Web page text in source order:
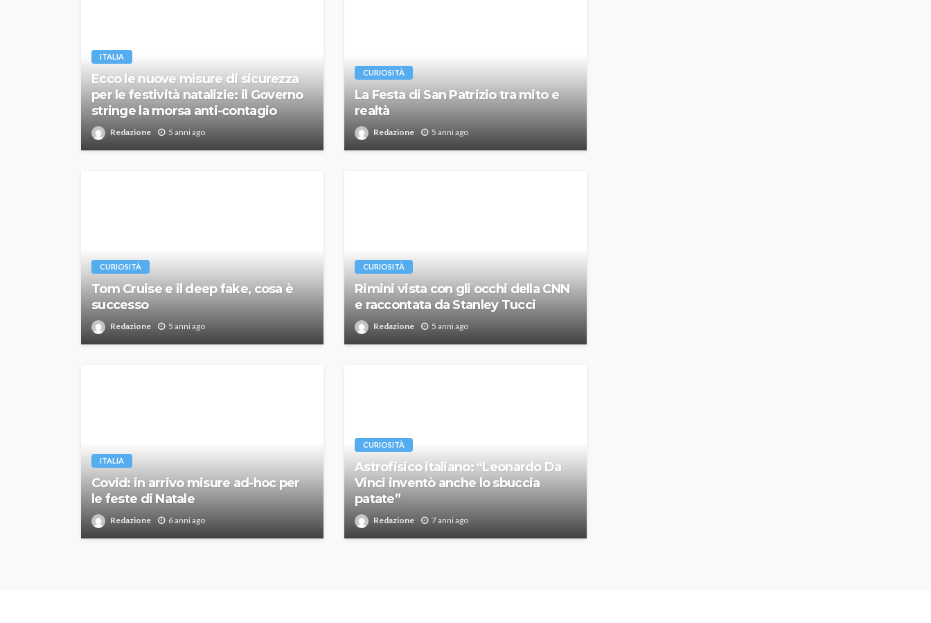
ITALIA
Ecco le nuove misure di sicurezza
per le festività natalizie: il Governo
stringe la morsa anti-contagio
Redazione 5 anni ago
CURIOSITÀ
La Festa di San Patrizio tra mito e
realtà
Redazione 5 anni ago
CURIOSITÀ
Tom Cruise e il deep fake, cosa è
successo
Redazione 5 anni ago
CURIOSITÀ
Rimini vista con gli occhi della CNN
e raccontata da Stanley Tucci
Redazione 5 anni ago
ITALIA
Covid: in arrivo misure ad-hoc per
le feste di Natale
Redazione 6 anni ago
CURIOSITÀ
Astrofisico italiano: “Leonardo Da
Vinci inventò anche lo sbuccia
patate”
Redazione 7 anni ago